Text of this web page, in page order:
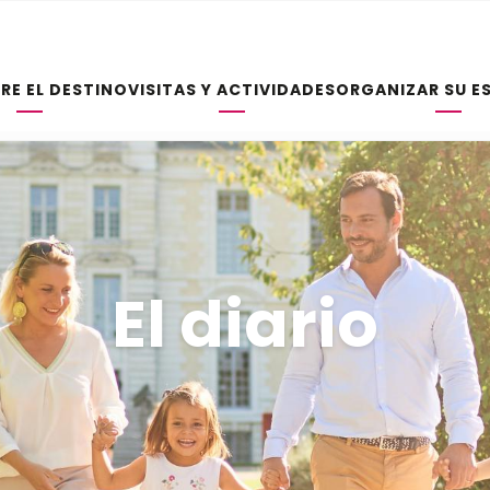
EL DESTINOVISITAS Y ACTIVIDADESORGANIZAR SU
El diario